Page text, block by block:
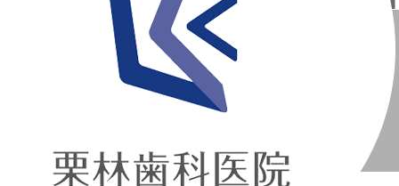
オーストリア・ウィーン Medical University of
Vienna ２月９日（土） 午前